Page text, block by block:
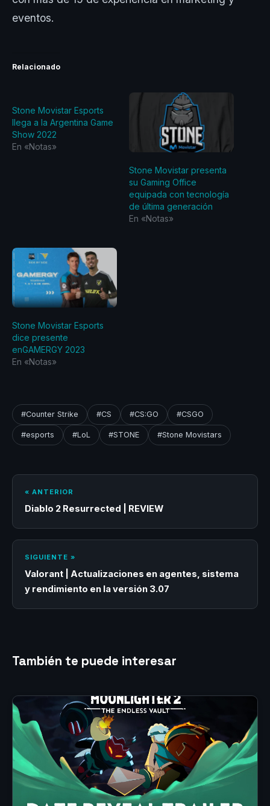
eventos.
Relacionado
Stone Movistar Esports
llega a la Argentina Game
Show 2022
En «Notas»
Stone Movistar presenta
su Gaming Office
equipada con tecnología
de última generación
En «Notas»
Stone Movistar Esports
dice presente
enGAMERGY 2023
En «Notas»
#Counter Strike #CS #CS:GO #CSGO
#esports #LoL #STONE #Stone Movistars
« ANTERIOR
Diablo 2 Resurrected | REVIEW
SIGUIENTE »
Valorant | Actualizaciones en agentes, sistema
y rendimiento en la versión 3.07
También te puede interesar